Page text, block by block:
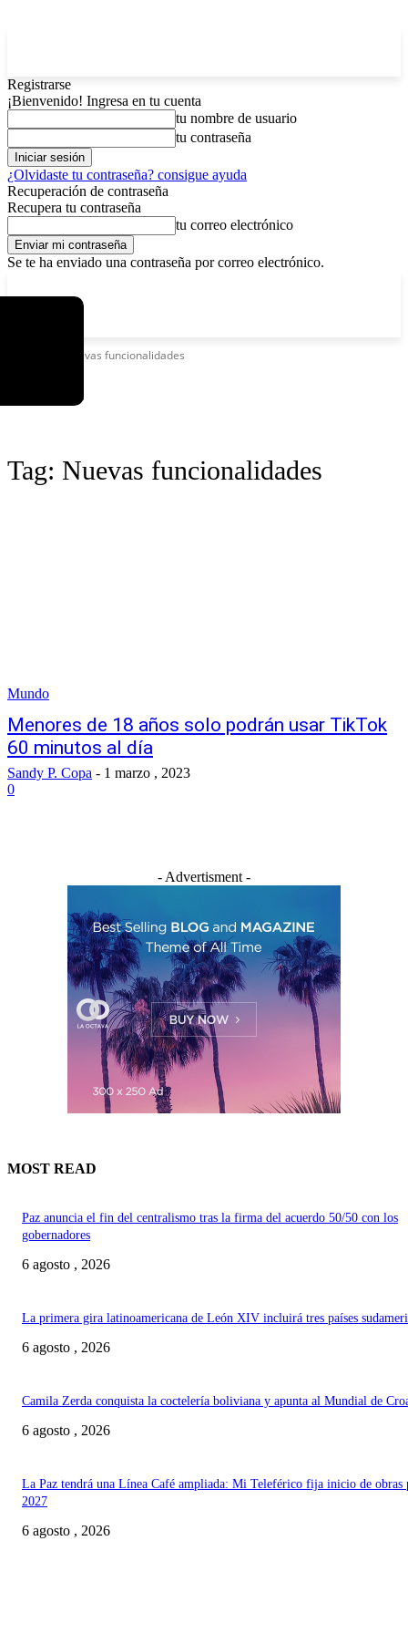
Registrarse
¡Bienvenido! Ingresa en tu cuenta
tu nombre de usuario
tu contraseña
¿Olvidaste tu contraseña? consigue ayuda
Recuperación de contraseña
Recupera tu contraseña
tu correo electrónico
Se te ha enviado una contraseña por correo electrónico.
Nuevas funcionalidades
Tag: Nuevas funcionalidades
Mundo
Menores de 18 años solo podrán usar TikTok
60 minutos al día
Sandy P. Copa - 1 marzo , 2023
0
- Advertisment -
MOST READ
Paz anuncia el fin del centralismo tras la firma del acuerdo 50/50 con los
gobernadores
6 agosto , 2026
La primera gira latinoamericana de León XIV incluirá tres países
6 agosto , 2026
Camila Zerda conquista la coctelería boliviana y apunta al Mundial de
6 agosto , 2026
La Paz tendrá una Línea Café ampliada: Mi Teleférico fija inicio de obras
2027
6 agosto , 2026